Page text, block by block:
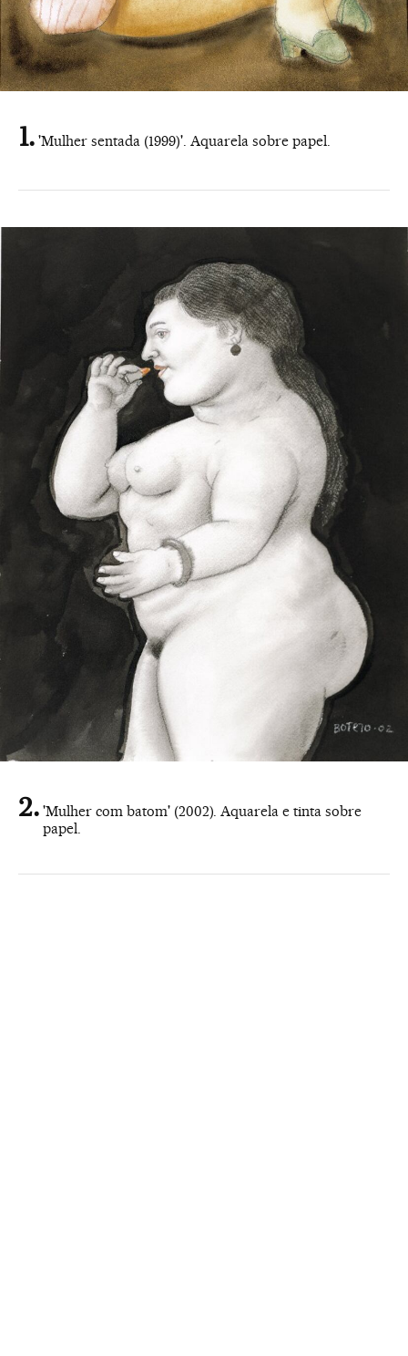
'Mulher sentada (1999)'. Aquarela sobre papel.
'Mulher com batom' (2002). Aquarela e tinta sobre
papel.